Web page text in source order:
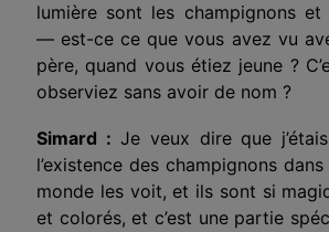
lumière sont les champignons et
— est-ce ce que vous avez vu
père, quand vous étiez jeune ?
observiez sans avoir de nom ?
Simard : Je veux dire que
l’existence des champignons
monde les voit, et ils sont si
et colorés, et c’est une partie